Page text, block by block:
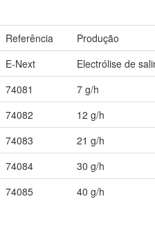
Referência Produção
E-Next
Electrólise de
74081
7 g/h
74082
12 g/h
74083
21 g/h
74084
30 g/h
74085
40 g/h